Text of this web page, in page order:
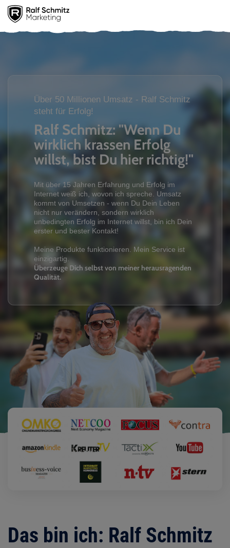
Über 50 Millionen Umsatz - Ralf Schmitz
steht für Erfolg!
Ralf Schmitz: "Wenn Du
wirklich krassen Erfolg
willst, bist Du hier richtig!"
Mit über 15 Jahren Erfahrung und Erfolg im
Internet weiß ich, wovon ich spreche. Umsatz
kommt von Umsetzen - wenn Du Dein Leben
nicht nur verändern, sondern wirklich
unbedingten Erfolg im Internet willst, bin ich Dein
erster und bester Kontakt!
Meine Produkte funktionieren. Mein Service ist
einzigartig.
Überzeuge Dich selbst von meiner herausragenden
Qualität.
Das bin ich: Ralf Schmitz